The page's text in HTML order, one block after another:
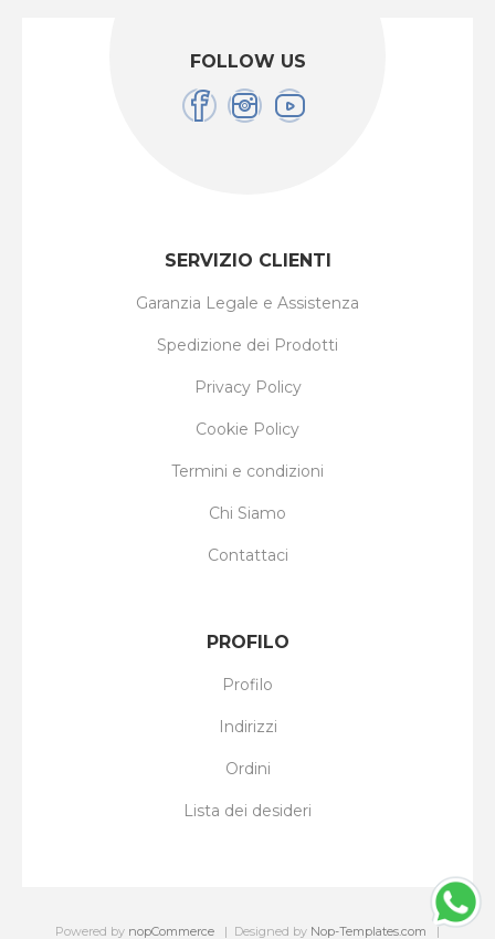
FOLLOW US
SERVIZIO CLIENTI
Garanzia Legale e Assistenza
Spedizione dei Prodotti
Privacy Policy
Cookie Policy
Termini e condizioni
Chi Siamo
Contattaci
PROFILO
Profilo
Indirizzi
Ordini
Lista dei desideri
Powered by nopCommerce Designed by Nop-Templates.com